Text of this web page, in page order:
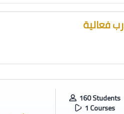
فعالية
160 Students
1 Courses